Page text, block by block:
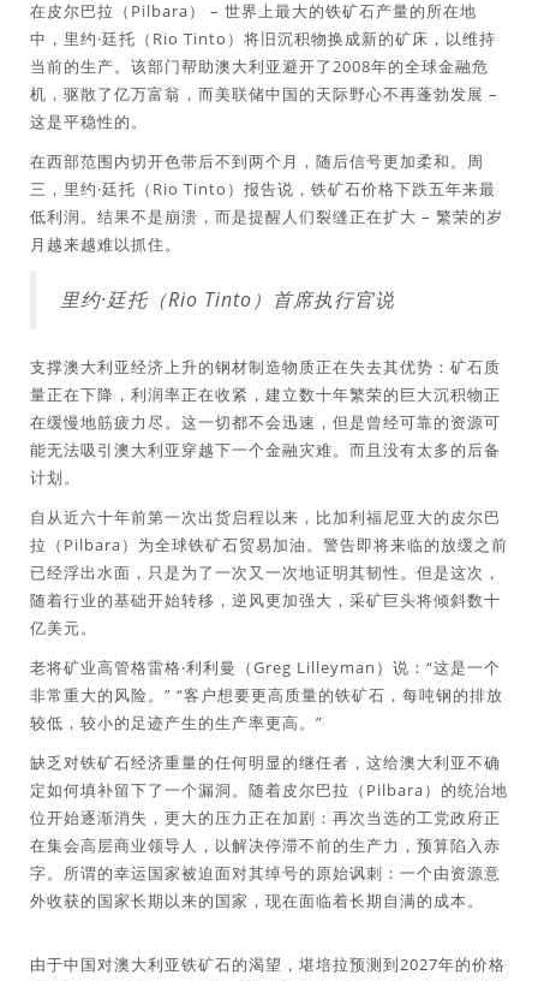
在皮尔巴拉（Pilbara） – 世界上最大的铁矿石产量的所在地
中，里约·廷托（Rio Tinto）将旧沉积物换成新的矿床，以维持
当前的生产。该部门帮助澳大利亚避开了2008年的全球金融危
机，驱散了亿万富翁，而美联储中国的天际野心不再蓬勃发展 –
这是平稳性的。
在西部范围内切开色带后不到两个月，随后信号更加柔和。周
三，里约·廷托（Rio Tinto）报告说，铁矿石价格下跌五年来最
低利润。结果不是崩溃，而是提醒人们裂缝正在扩大 – 繁荣的岁
月越来越难以抓住。
里约·廷托（Rio Tinto）首席执行官说
支撑澳大利亚经济上升的钢材制造物质正在失去其优势：矿石质
量正在下降，利润率正在收紧，建立数十年繁荣的巨大沉积物正
在缓慢地筋疲力尽。这一切都不会迅速，但是曾经可靠的资源可
能无法吸引澳大利亚穿越下一个金融灾难。而且没有太多的后备
计划。
自从近六十年前第一次出货启程以来，比加利福尼亚大的皮尔巴
拉（Pilbara）为全球铁矿石贸易加油。警告即将来临的放缓之前
已经浮出水面，只是为了一次又一次地证明其韧性。但是这次，
随着行业的基础开始转移，逆风更加强大，采矿巨头将倾斜数十
亿美元。
老将矿业高管格雷格·利利曼（Greg Lilleyman）说：“这是一个
非常重大的风险。” “客户想要更高质量的铁矿石，每吨钢的排放
较低，较小的足迹产生的生产率更高。”
缺乏对铁矿石经济重量的任何明显的继任者，这给澳大利亚不确
定如何填补留下了一个漏洞。随着皮尔巴拉（Pilbara）的统治地
位开始逐渐消失，更大的压力正在加剧：再次当选的工党政府正
在集会高层商业领导人，以解决停滞不前的生产力，预算陷入赤
字。所谓的幸运国家被迫面对其绰号的原始讽刺：一个由资源意
外收获的国家长期以来的国家，现在面临着长期自满的成本。
由于中国对澳大利亚铁矿石的渴望，堪培拉预测到2027年的价格